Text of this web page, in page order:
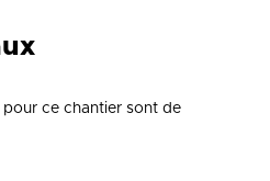
pour ce chantier sont de